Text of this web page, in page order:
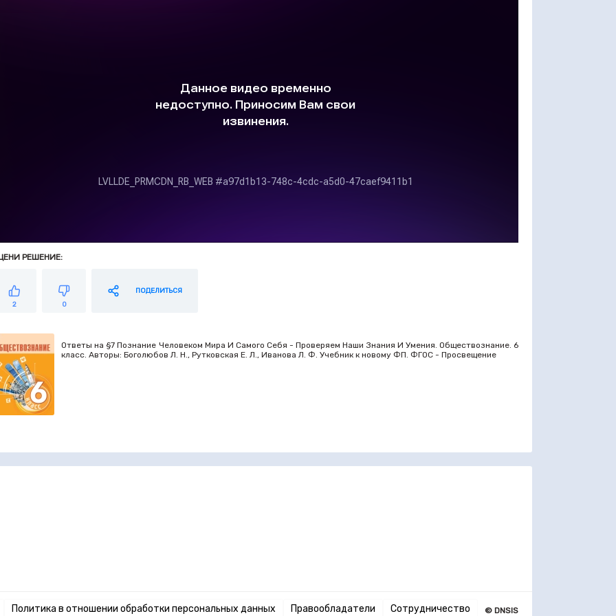
РЕШЕНИЕ:
2 0
ПОДЕЛИТЬСЯ
Ответы на §7 Познание Человеком Мира И Самого Себя - Проверяем Наши Знания И Умения. Обществознание. 6
класс. Авторы: Боголюбов Л. Н., Рутковская Е. Л., Иванова Л. Ф. Учебник к новому ФП. ФГОС - Просвещение
Политика в отношении обработки персональных данных Правообладатели Сотрудничество © DNSIS